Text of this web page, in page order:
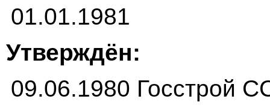
01.01.1981
Утверждён:
09.06.1980 Госстрой